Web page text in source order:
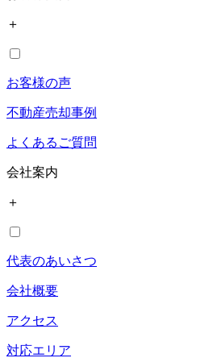
＋
お客様の声
不動産売却事例
よくあるご質問
会社案内
＋
代表のあいさつ
会社概要
アクセス
対応エリア